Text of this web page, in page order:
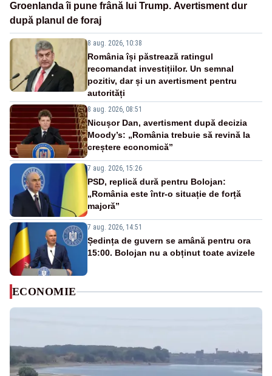
Groenlanda îi pune frână lui Trump. Avertisment dur
după planul de foraj
8 aug. 2026, 10:38
România își păstrează ratingul
recomandat investițiilor. Un semnal
pozitiv, dar și un avertisment pentru
autorități
8 aug. 2026, 08:51
Nicușor Dan, avertisment după decizia
Moody’s: „România trebuie să revină la
creștere economică”
7 aug. 2026, 15:26
PSD, replică dură pentru Bolojan:
„România este într-o situație de forță
majoră”
7 aug. 2026, 14:51
Ședința de guvern se amână pentru ora
15:00. Bolojan nu a obținut toate avizele
ECONOMIE